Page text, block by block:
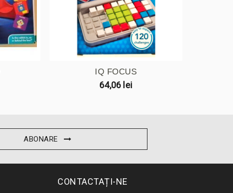
IQ FOCUS
64,06 lei
ABONARE
CONTACTAȚI-NE